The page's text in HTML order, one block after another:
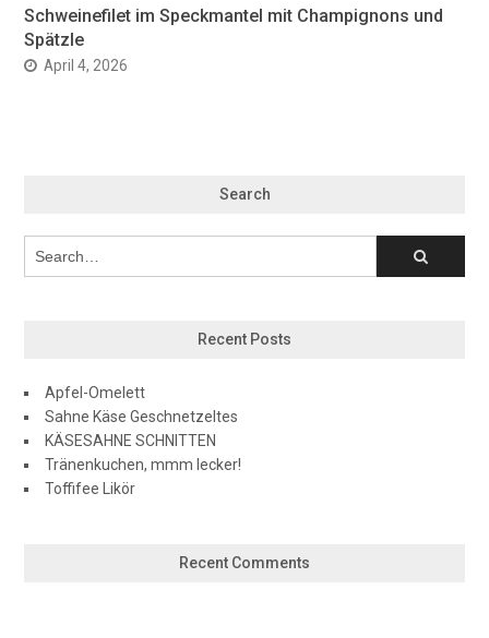
Schweinefilet im Speckmantel mit Champignons und
Spätzle
April 4, 2026
Search
Recent Posts
Apfel-Omelett
Sahne Käse Geschnetzeltes
KÄSESAHNE SCHNITTEN
Tränenkuchen, mmm lecker!
Toffifee Likör
Recent Comments